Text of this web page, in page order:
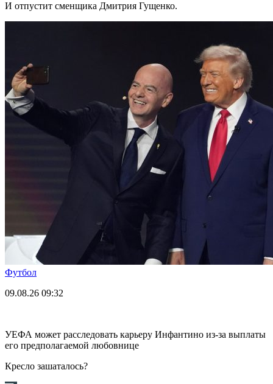
И отпустит сменщика Дмитрия Гущенко.
Футбол
09.08.26 09:32
УЕФА может расследовать карьеру Инфантино из-за выплаты
его предполагаемой любовнице
Кресло зашаталось?